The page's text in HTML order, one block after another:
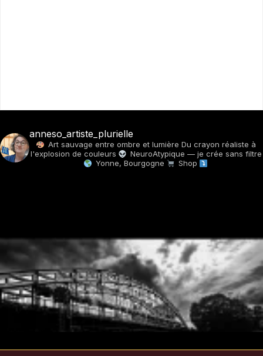
anneso_artiste_plurielle
Art sauvage entre ombre et lumière Du crayon réaliste à
l'explosion de couleurs
NeuroAtypique — je crée sans filtre
Yonne, Bourgogne
Shop